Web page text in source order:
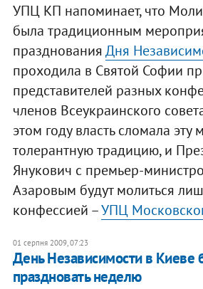
УПЦ КП напоминает, что
была традиционным
празднованияДня
проходила в Святой Софии
представителей разных
членов Всеукраинского
этом году власть сломала
толерантную традицию, и
Янукович с премьер-
Азаровым будут молиться
конфессией –УПЦ
01 серпня 2009, 07:23
День Независимости в Киеве
праздновать неделю